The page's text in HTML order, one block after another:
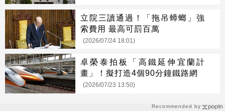
Recommended by
立院三讀通過！「拖吊蟑螂」強
索費用 最高可罰百萬
(2026/07/24 18:01)
卓榮泰拍板「高鐵延伸宜蘭計
畫」！擬打造4個90分鐘鐵路網
(2026/07/23 13:50)